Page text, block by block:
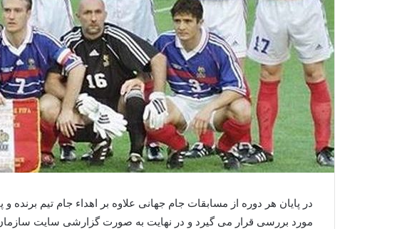
در پایان هر دوره از مسابقات جام جهانی علاوه بر اهداء جام تیم برنده و
مورد بررسی قرار می ‌گیرد و در نهایت به صورت گزارشی سایت